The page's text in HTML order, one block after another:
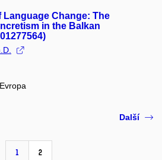
Language Change: The
in the Balkan
1 2
Další